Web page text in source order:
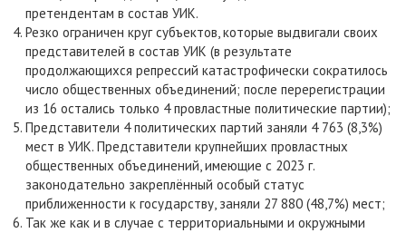
претендентам в состав УИК.
Резко ограничен круг субъектов, которые выдвигали своих
представителей в состав УИК (в результате
продолжающихся репрессий катастрофически сократилось
число общественных объединений; после перерегистрации
из 16 остались только 4 провластные политические партии);
Представители 4 политических партий заняли 4 763 (8,3%)
мест в УИК. Представители крупнейших провластных
общественных объединений, имеющие с 2023 г.
законодательно закреплённый особый статус
приближенности к государству, заняли 27 880 (48,7%) мест;
Так же как и в случае с территориальными и окружными